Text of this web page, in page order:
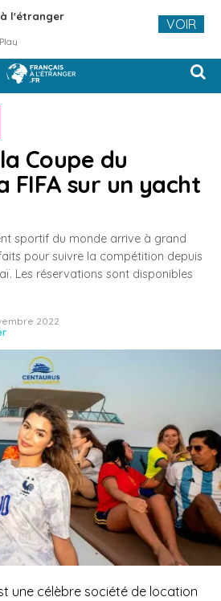
Coupe du
FIFA sur un yacht
sportif du monde arrive à grand
pour suivre la compétition depuis
Les réservations sont disponibles
2022
une célèbre société de location
l'étranger VOIR